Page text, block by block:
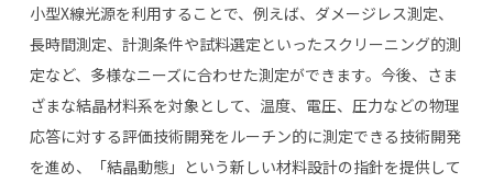
小型X線光源を利用することで、例えば、ダメージレス測定、
長時間測定、計測条件や試料選定といったスクリーニング的測
定など、多様なニーズに合わせた測定ができます。今後、さま
ざまな結晶材料系を対象として、温度、電圧、圧力などの物理
応答に対する評価技術開発をルーチン的に測定できる技術開発
を進め、「結晶動態」という新しい材料設計の指針を提供して